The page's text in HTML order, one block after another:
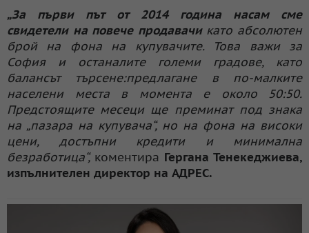
„За първи път от 2014 година насам сме
свидетели на повече продавачикато абсолютен
брой на фона на купувачите. Това важи за
София и останалите големи градове, като
балансът търсене:предлагане в по-малките
населени места в момента е около 50:50.
Предстоящите месеци ще преминат под знака
на „пазара на купувача“, но на фона на високи
цени, достъпни кредити и минимална
безработица“,коментира Гергана Тенекеджиева,
изпълнителен директор на АДРЕС.